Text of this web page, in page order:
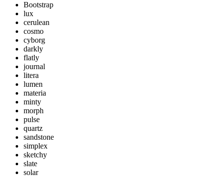
Bootstrap
lux
cerulean
cosmo
cyborg
darkly
flatly
journal
litera
lumen
materia
minty
morph
pulse
quartz
sandstone
simplex
sketchy
slate
solar